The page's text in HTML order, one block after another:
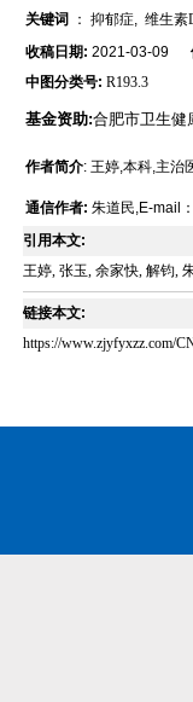
关键词
： 抑郁症, 维生素
收稿日期: 2021-03-09
中图分类号: R193.3
基金资助:合肥市卫生健
作者简介: 王婷,本科,主治
通信作者: 朱道民,E-mail
引用本文:
王婷, 张玉, 余家快, 解钧,
链接本文:
https://www.zjyfyxzz.com/